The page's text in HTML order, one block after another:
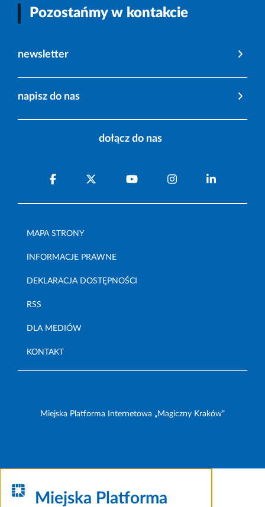
Pozostańmy w kontakcie
newsletter
napisz do nas
dołącz do nas
MAPA STRONY
INFORMACJE PRAWNE
DEKLARACJA DOSTĘPNOŚCI
RSS
DLA MEDIÓW
KONTAKT
Miejska Platforma Internetowa „Magiczny Kraków”
Miejska Platforma